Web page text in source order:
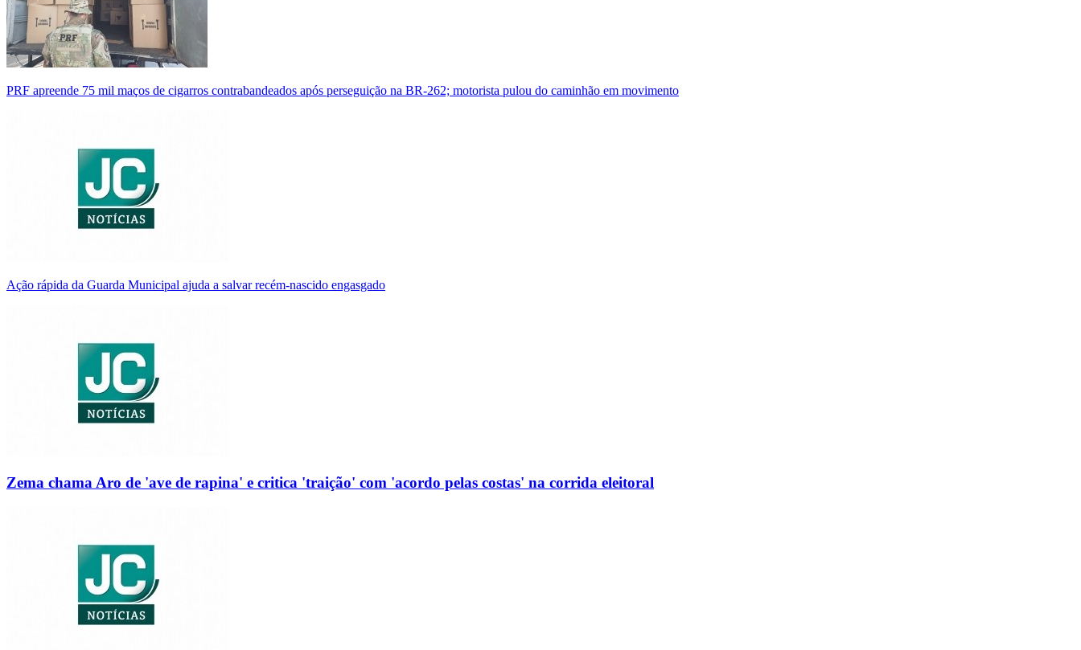
PRF apreende 75 mil maços de cigarros contrabandeados após perseguição na BR-262; motorista pulou do caminhão em movimento
Ação rápida da Guarda Municipal ajuda a salvar recém-nascido engasgado
Zema chama Aro de 'ave de rapina' e critica 'traição' com 'acordo pelas costas' na corrida eleitoral